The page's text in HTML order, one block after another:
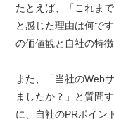
たとえば、「これま
と感じた理由は何で
の価値観と自社の特
また、「当社のWeb
ましたか？」と質問
に、自社のPRポイン